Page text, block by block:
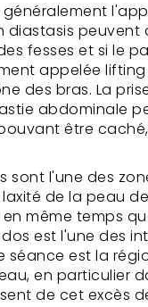
fesses et si le
appelée
des bras. La
abdominale
être
sont l'une des
de la peau
même temps
est l'une des
est la
en particulier
de cet excès